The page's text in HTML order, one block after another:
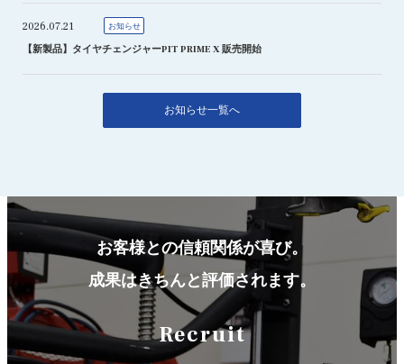
2026.07.21 お知らせ
【新製品】タイヤチェンジャーPIT PRIME X 販売開始
お知らせ一覧へ
お客様との信頼関係が喜び。
成果はきちんと評価されます。
Recruit